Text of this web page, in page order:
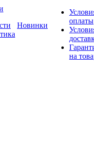
Новинки
оплаты
на